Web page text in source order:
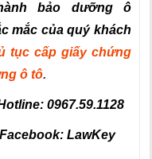
bảo dưỡng ô
mắc của quý khách
tục cấp giấy chứng
ô tô.
0967.59.1128
LawKey